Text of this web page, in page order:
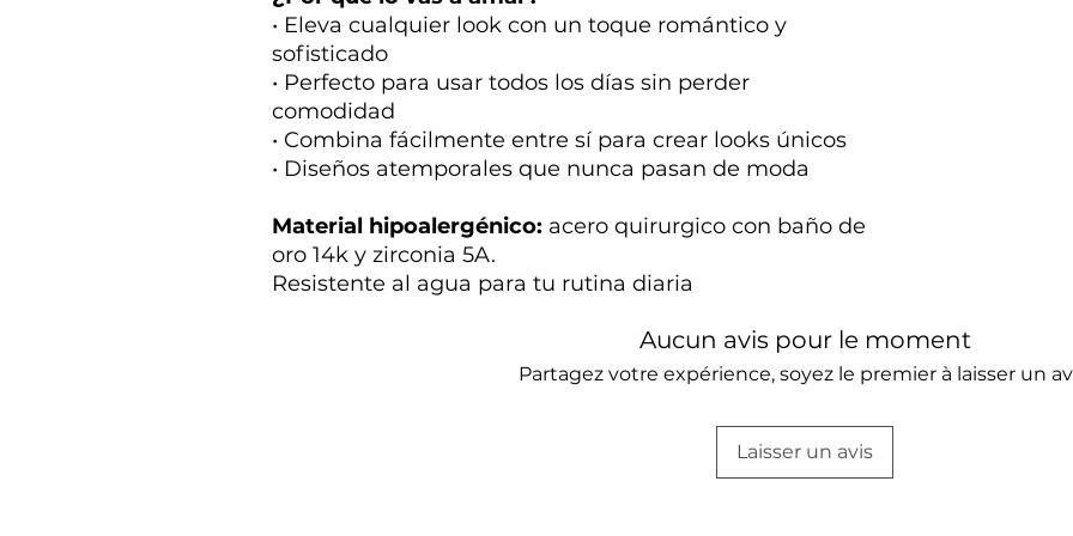
• Eleva cualquier look con un toque romántico y
sofisticado
• Perfecto para usar todos los días sin perder
comodidad
• Combina fácilmente entre sí para crear looks únicos
• Diseños atemporales que nunca pasan de moda
Material hipoalergénico: acero quirurgico con baño de
oro 14k y zirconia 5A.
Resistente al agua para tu rutina diaria
Aucun avis pour le moment
Partagez votre expérience, soyez le premier à laisser un
Laisser un avis